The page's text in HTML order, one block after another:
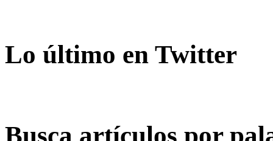
Lo último en Twitter